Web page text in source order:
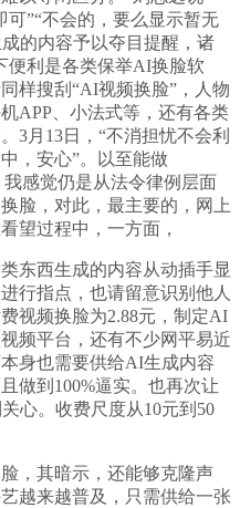
”“不会的，要么显示暂无
的内容予以夺目提醒，诸
便利是各类保举AI换脸软
样搜刮“AI视频换脸”，人物
APP、小法式等，还有各类
3月13日，“不消担忧不会利
，安心”。以至能做
我感觉仍是从法令律例层面
脸，对此，最主要的，网上
望过程中，一方面，
西生成的内容从动插手显
行指点，也请留意识别他人
视频换脸为2.88元，制定AI
频平台，还有不少网平易近
身也需要供给AI生成内容
做到100%逼实。也再次让
心。收费尺度从10元到50
其暗示，还能够克隆声
越来越普及，只需供给一张